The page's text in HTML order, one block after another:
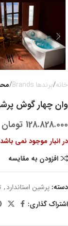
خانه برندها Brands
وان چهار گوش پرشین
128.828.000 تومان
در انبار موجود نمی باشد
افزودن به مقایسه
دسته: پرشین استاندارد,
اشتراک گذاری: